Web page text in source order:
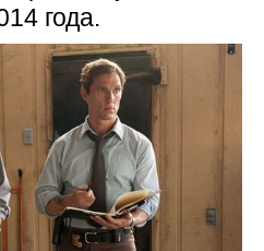
года.